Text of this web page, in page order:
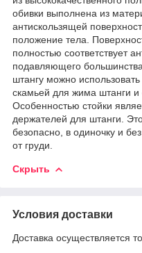
обивки выполнена из
антискользящей
положение тела.
полностью соответствует
подавляющего
штангу можно
скамьей для жима штанги и
Особенностью стойки
держателей для штанги.
безопасно, в одиночку и
от груди.
Скрыть
Условия доставки
Доставка осуществляется